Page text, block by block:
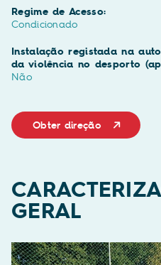
Regime de Acesso:
Condicionado
Instalação registada na
da violência no desporto
Não
Obter direção
GERAL